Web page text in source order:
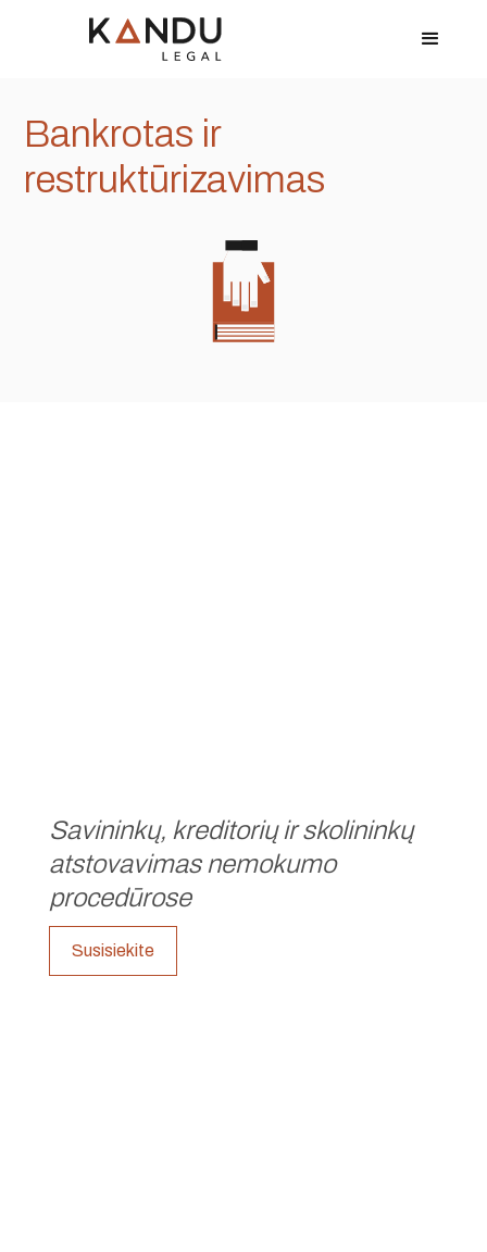
Bankrotas ir
restruktūrizavimas
Savininkų, kreditorių ir skolininkų
atstovavimas nemokumo
procedūrose
Susisiekite